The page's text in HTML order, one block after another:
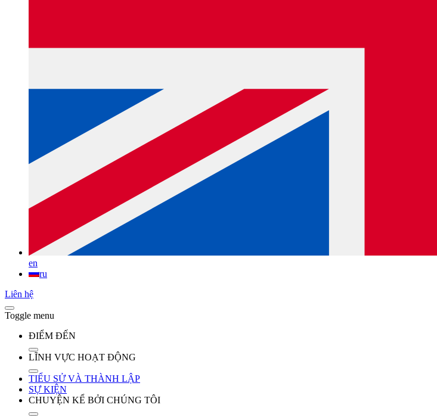
en
ru
Liên hệ
Toggle menu
ĐIỂM ĐẾN
LĨNH VỰC HOẠT ĐỘNG
TIỂU SỬ VÀ THÀNH LẬP
SỰ KIỆN
CHUYỆN KỂ BỞI CHÚNG TÔI